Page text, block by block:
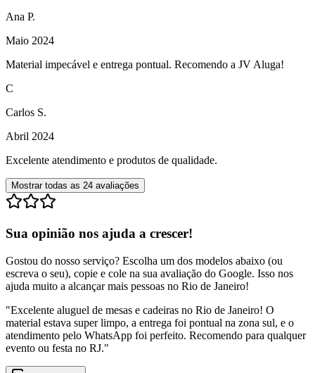
Ana P.
Maio 2024
Material impecável e entrega pontual. Recomendo a JV Aluga!
C
Carlos S.
Abril 2024
Excelente atendimento e produtos de qualidade.
Mostrar todas as 24 avaliações
Sua opinião nos ajuda a crescer!
Gostou do nosso serviço? Escolha um dos modelos abaixo (ou
escreva o seu), copie e cole na sua avaliação do Google. Isso nos
ajuda muito a alcançar mais pessoas no Rio de Janeiro!
"Excelente aluguel de mesas e cadeiras no Rio de Janeiro! O
material estava super limpo, a entrega foi pontual na zona sul, e o
atendimento pelo WhatsApp foi perfeito. Recomendo para qualquer
evento ou festa no RJ."